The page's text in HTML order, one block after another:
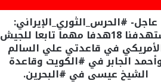
عاجل- #الحرس_الثوري_الإيراني:
استهدفنا 18هدفا مهما تابعا للجيش
في قاعدتي علي السالم
الجابر في #الكويت وقاعدة
الشيخ عيسى في #البحرين.